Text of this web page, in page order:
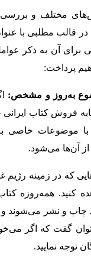
مختلف و
قالب مطلبی با
برای آن به ذکر
پرداخت:
فروش کتاب ایرانی
با موضوعات خاصی
از آن‌ها می‌شود.
که در زمینه
کنید. همه‌روزه
چاپ و نشر می‌شوند
گفت که اگر
توجه نمایید.